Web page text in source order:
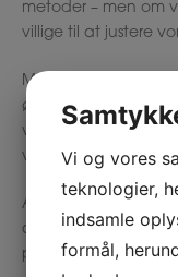
metoder – men om
villige til at justere
Mange
ønske om hurtigt at
vi overtager
vejen for den
At arbejde med
at vi øver os i at
plads.
Vi og vores
teknologier,
indsamle
formål,